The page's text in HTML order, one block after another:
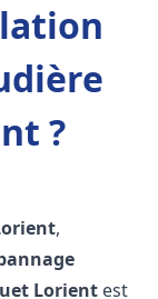
?
,
Lorient est